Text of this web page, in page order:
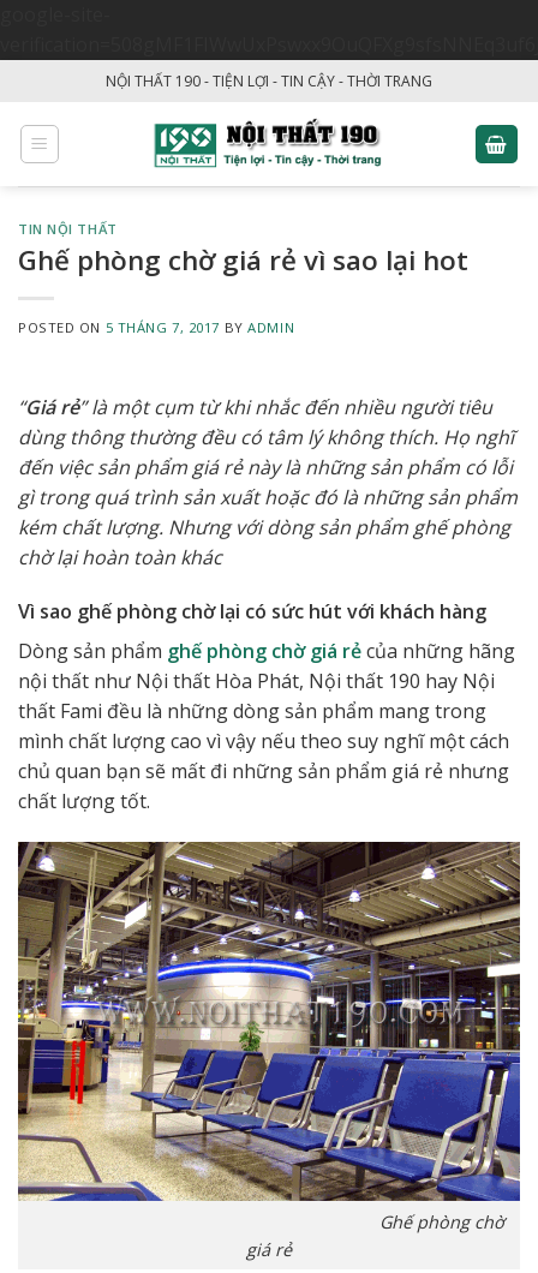
content
NỘI THẤT 190 - TIỆN LỢI - TIN CẬY - THỜI TRANG
TIN NỘI THẤT
Ghế phòng chờ giá rẻ vì sao lại hot
POSTED ON 5 THÁNG 7, 2017 BYADMIN
“Giá rẻ” là một cụm từ khi nhắc đến nhiều người tiêu
dùng thông thường đều có tâm lý không thích. Họ nghĩ
đến việc sản phẩm giá rẻ này là những sản phẩm có lỗi
gì trong quá trình sản xuất hoặc đó là những sản phẩm
kém chất lượng. Nhưng với dòng sản phẩm ghế phòng
chờ lại hoàn toàn khác
Vì sao ghế phòng chờ lại có sức hút với khách hàng
Dòng sản phẩm ghế phòng chờ giá rẻcủa những hãng
nội thất như Nội thất Hòa Phát, Nội thất 190 hay Nội
thất Fami đều là những dòng sản phẩm mang trong
mình chất lượng cao vì vậy nếu theo suy nghĩ một cách
chủ quan bạn sẽ mất đi những sản phẩm giá rẻ nhưng
chất lượng tốt.
Ghế phòng chờ
giá rẻ